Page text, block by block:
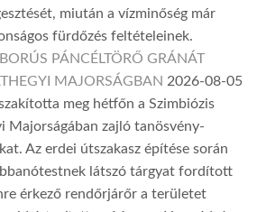
miután a vízminőség már
fürdőzés feltételeinek.
PÁNCÉLTÖRŐ GRÁNÁT
MAJORSÁGBAN 2026-08-05
meg hétfőn a Szimbiózis
Majorságában zajló tanösvény-
Az erdei útszakasz építése során
látszó tárgyat fordított
érkező rendőrjárőr a területet